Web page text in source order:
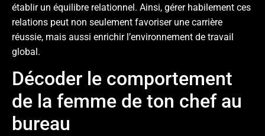
établir un équilibre relationnel. Ainsi, gérer habilement ces
relations peut non seulement favoriser une carrière
réussie, mais aussi enrichir l’environnement de travail
global.
Décoder le comportement
de la femme de ton chef au
bureau